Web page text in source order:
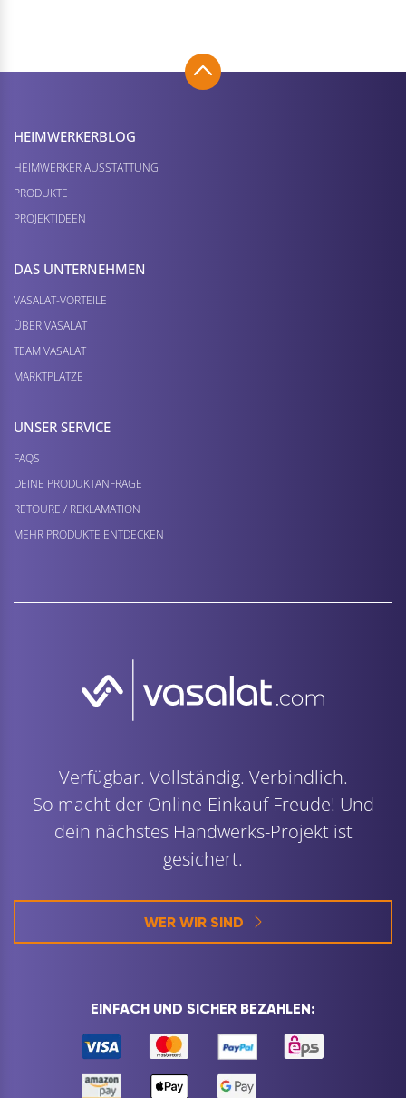
HEIMWERKER­BLOG
HEIMWERKER AUSSTATTUNG
PRODUKTE
PROJEKTIDEEN
DAS UNTERNEHMEN
VASALAT-VORTEILE
ÜBER VASALAT
TEAM VASALAT
MARKTPLÄTZE
UNSER SERVICE
FAQS
DEINE PRODUKTANFRAGE
RETOURE / REKLAMATION
MEHR PRODUKTE ENTDECKEN
Verfügbar. Vollständig. Verbindlich.
So macht der Online-Einkauf Freude! Und
dein nächstes Handwerks-Projekt ist
gesichert.
WER WIR SIND
EINFACH UND SICHER BEZAHLEN: